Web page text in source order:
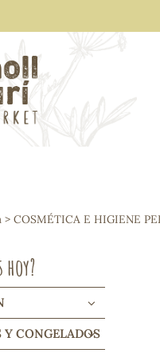
legumbres
y snacks
mueslis, hinchados y
dulces
y salsas
sémolas
> COSMÉTICA E HIGIENE
Y CONGELADOS